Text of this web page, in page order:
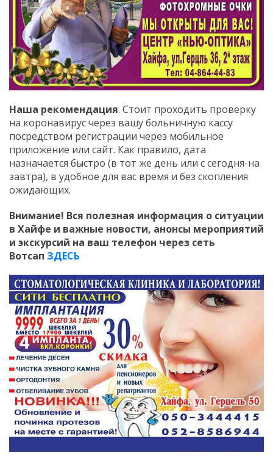
Наша рекомендация. Стоит проходить проверку
на коронавирус через вашу больничную кассу
посредством регистрации через мобильное
приложение или сайт. Как правило, дата
назначается быстро (в тот же день или с сегодня-на
завтра), в удобное для вас время и без скопления
ожидающих.
Внимание! Вся полезная информация о ситуации
в Хайфе и важные новости, анонсы мероприятий
и экскурсий на ваш телефон через сеть
Вотсап ЗДЕСЬ